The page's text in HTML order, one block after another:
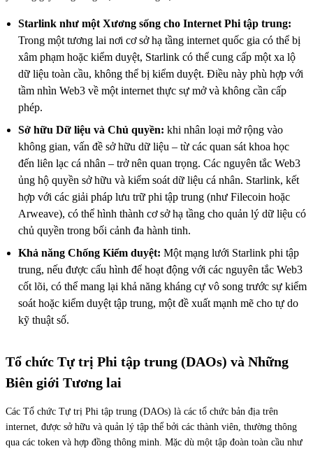
Starlink như một Xương sống cho Internet Phi tập trung:
Trong một tương lai nơi cơ sở hạ tầng internet quốc gia có thể bị
xâm phạm hoặc kiểm duyệt, Starlink có thể cung cấp một xa lộ
dữ liệu toàn cầu, không thể bị kiểm duyệt. Điều này phù hợp với
tầm nhìn Web3 về một internet thực sự mở và không cần cấp
phép.
Sở hữu Dữ liệu và Chủ quyền: khi nhân loại mở rộng vào
không gian, vấn đề sở hữu dữ liệu – từ các quan sát khoa học
đến liên lạc cá nhân – trở nên quan trọng. Các nguyên tắc Web3
ủng hộ quyền sở hữu và kiểm soát dữ liệu cá nhân. Starlink, kết
hợp với các giải pháp lưu trữ phi tập trung (như Filecoin hoặc
Arweave), có thể hình thành cơ sở hạ tầng cho quản lý dữ liệu có
chủ quyền trong bối cảnh đa hành tinh.
Khả năng Chống Kiểm duyệt: Một mạng lưới Starlink phi tập
trung, nếu được cấu hình để hoạt động với các nguyên tắc Web3
cốt lõi, có thể mang lại khả năng kháng cự vô song trước sự kiểm
soát hoặc kiểm duyệt tập trung, một đề xuất mạnh mẽ cho tự do
kỹ thuật số.
Tổ chức Tự trị Phi tập trung (DAOs) và Những
Biên giới Tương lai
Các Tổ chức Tự trị Phi tập trung (DAOs) là các tổ chức bản địa trên
internet, được sở hữu và quản lý tập thể bởi các thành viên, thường thông
qua các token và hợp đồng thông minh. Mặc dù một tập đoàn toàn cầu như